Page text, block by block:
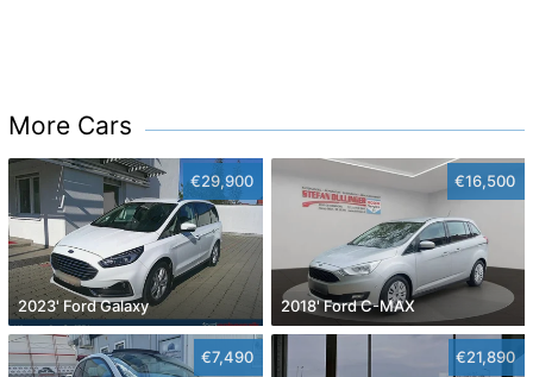
More Cars
€29,900
2023' Ford Galaxy
€16,500
2018' Ford C-MAX
€7,490 €21,890